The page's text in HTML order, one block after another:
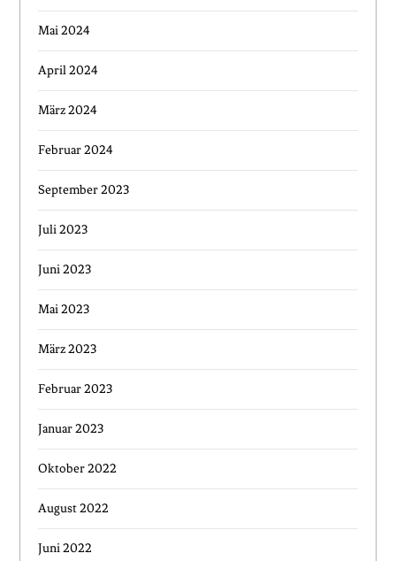
Mai 2024
April 2024
März 2024
Februar 2024
September 2023
Juli 2023
Juni 2023
Mai 2023
März 2023
Februar 2023
Januar 2023
Oktober 2022
August 2022
Juni 2022